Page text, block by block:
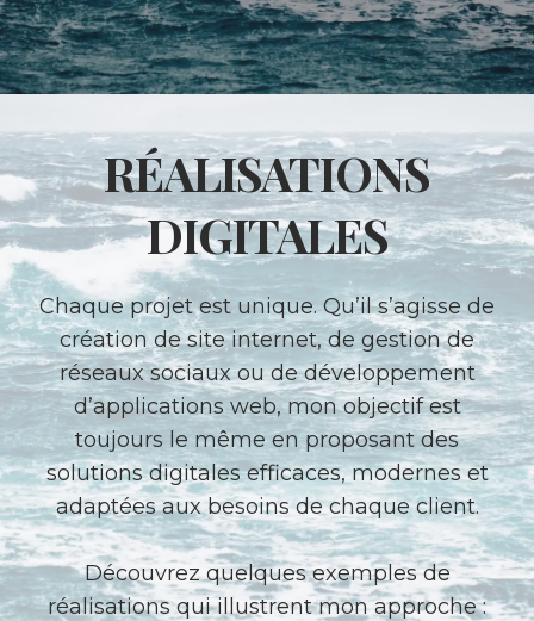
RÉALISATIONS
DIGITALES
Chaque projet est unique. Qu’il s’agisse de
création de site internet, de gestion de
réseaux sociaux ou de développement
d’applications web, mon objectif est
toujours le même en proposant des
solutions digitales efficaces, modernes et
adaptées aux besoins de chaque client.
Découvrez quelques exemples de
réalisations qui illustrent mon approche :